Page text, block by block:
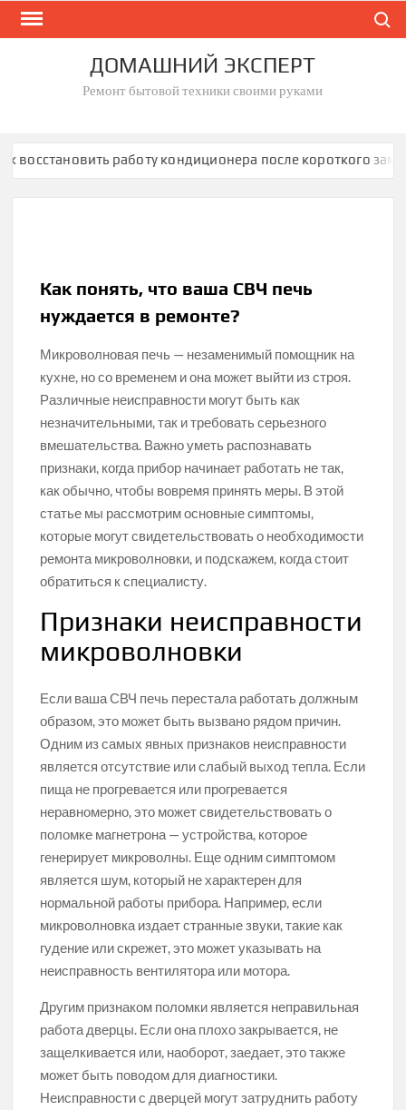
Skip
ДОМАШНИЙ ЭКСПЕРТ
Ремонт бытовой техники своими руками
работу кондиционера после короткого
Как понять, что ваша СВЧ печь
нуждается в ремонте?
Микроволновая печь — незаменимый помощник на
кухне, но со временем и она может выйти из строя.
Различные неисправности могут быть как
незначительными, так и требовать серьезного
вмешательства. Важно уметь распознавать
признаки, когда прибор начинает работать не так,
как обычно, чтобы вовремя принять меры. В этой
статье мы рассмотрим основные симптомы,
которые могут свидетельствовать о необходимости
ремонта микроволновки, и подскажем, когда стоит
обратиться к специалисту.
Признаки неисправности
микроволновки
Если ваша СВЧ печь перестала работать должным
образом, это может быть вызвано рядом причин.
Одним из самых явных признаков неисправности
является отсутствие или слабый выход тепла. Если
пища не прогревается или прогревается
неравномерно, это может свидетельствовать о
поломке магнетрона — устройства, которое
генерирует микроволны. Еще одним симптомом
является шум, который не характерен для
нормальной работы прибора. Например, если
микроволновка издает странные звуки, такие как
гудение или скрежет, это может указывать на
неисправность вентилятора или мотора.
Другим признаком поломки является неправильная
работа дверцы. Если она плохо закрывается, не
защелкивается или, наоборот, заедает, это также
может быть поводом для диагностики.
Неисправности с дверцей могут затруднить работу